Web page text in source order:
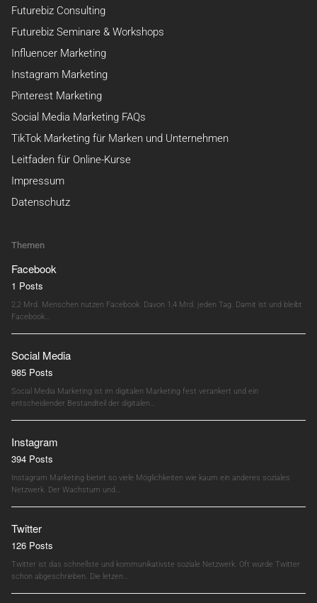
Futurebiz Consulting
Futurebiz Seminare & Workshops
Influencer Marketing
Instagram Marketing
Pinterest Marketing
Social Media Marketing FAQs
TikTok Marketing für Marken und Unternehmen
Leitfaden für Online-Kurse
Impressum
Datenschutz
Themen
Facebook
1 Posts
2,2 Mrd. Menschen nutzen Facebook. Davon 1,4 Mrd. jeden Tag. Damit ist und bleibt
Facebook…
Social Media
985 Posts
Social Media Marketing ist im digitalen Marketing fest verankert und ein
entscheidender Bestandteil der digitalen…
Instagram
394 Posts
Instagram Marketing bietet so viele Möglichkeiten wie kaum ein anderes soziales
Netzwerk. Der Wachstum und…
Twitter
126 Posts
Twitter ist das schnellste und kommunikativste soziale Netzwerk. Oft wurde Twitter
schon abgeschrieben. Die letzen…